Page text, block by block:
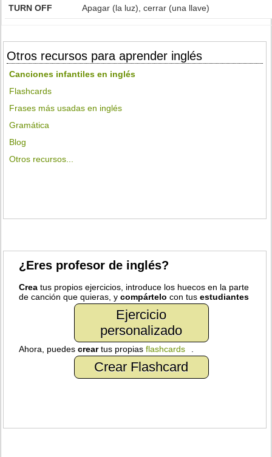
TURN OFF Apagar (la luz), cerrar (una llave)
Otros recursos para aprender inglés
Canciones infantiles en inglés
Flashcards
Frases más usadas en inglés
Gramática
Blog
Otros recursos...
¿Eres profesor de inglés?
Crea tus propios ejercicios, introduce los huecos en la parte
de canción que quieras, ycompártelo con tusestudiantes
Ejercicio
personalizado
Ahora, puedescreartus propiasflashcards
Crear Flashcard